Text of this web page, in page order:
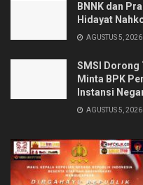
BNNK dan
Hidayat
AGUSTUS 5,
SMSI Dorong
Minta BPK
Instansi
AGUSTUS 5,